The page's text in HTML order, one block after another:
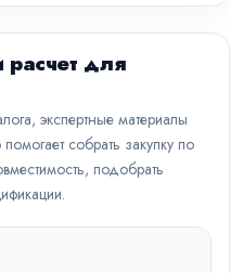
для
экспертные материалы
собрать закупку по
подобрать